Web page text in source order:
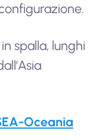
spalla, lunghi
Oceania